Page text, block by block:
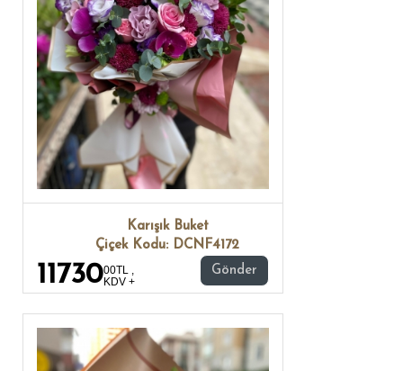
Karışık Buket
Çiçek Kodu: DCNF4172
1173000TL ,
KDV +
Gönder